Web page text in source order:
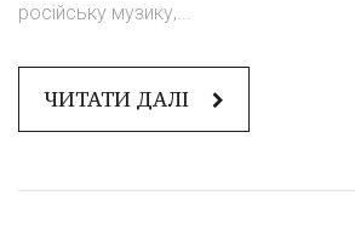
російську музику,...
ЧИТАТИ ДАЛІ